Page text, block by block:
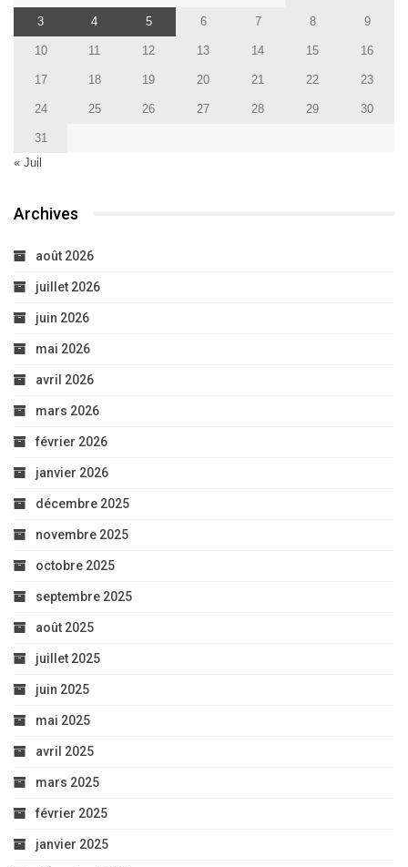
3 4 5 6 7 8 9
10 11 12 13 14 15 16
17 18 19 20 21 22 23
24 25 26 27 28 29 30
31
« Juil
Archives
août 2026
juillet 2026
juin 2026
mai 2026
avril 2026
mars 2026
février 2026
janvier 2026
décembre 2025
novembre 2025
octobre 2025
septembre 2025
août 2025
juillet 2025
juin 2025
mai 2025
avril 2025
mars 2025
février 2025
janvier 2025